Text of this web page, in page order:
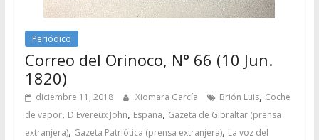
Periódico
Correo del Orinoco, N° 66 (10 Jun.
1820)
diciembre 11, 2018 Xiomara García Brión Luis, Coche
de vapor, D'Evereux John, España, Gazeta de Gibraltar (prensa
extranjera), Gazeta Patriótica (prensa extranjera), La voz del